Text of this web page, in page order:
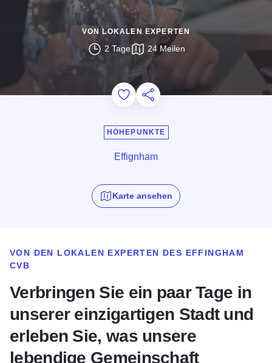
VON LOKALEN EXPERTEN
2 Tage 24 Meilen
Add to Favorites
Diese Seite teilen
HÖHEPUNKTE
Effignham
Karte ansehen
VON DEN LOKALEN EXPERTEN DES EFFINGHAM
CVB
Verbringen Sie ein paar Tage in
unserer einzigartigen Stadt und
erleben Sie, was unsere
lebendige Gemeinschaft